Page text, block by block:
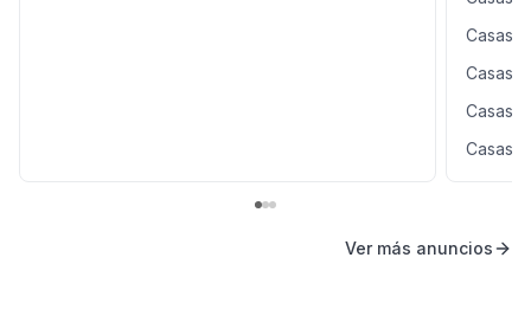
Casas
Casas
Casas
Casas
Ver más anuncios